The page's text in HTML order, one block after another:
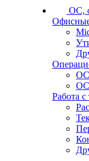
ОС,
ОС
ОС
Работа с